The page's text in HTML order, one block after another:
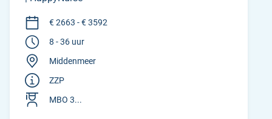
€ 2663 - € 3592
8 - 36 uur
Middenmeer
ZZP
MBO 3...